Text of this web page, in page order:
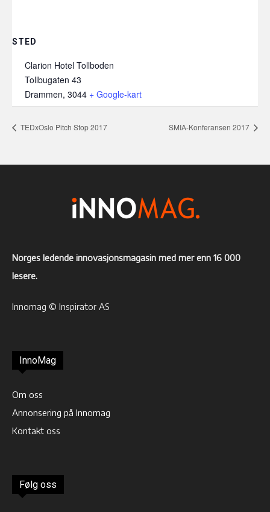
STED
Clarion Hotel Tollboden
Tollbugaten 43
Drammen, 3044 + Google-kart
TEDxOslo Pitch Stop 2017 SMIA-Konferansen 2017
Norges ledende innovasjonsmagasin med mer enn 16 000
lesere.
Innomag © Inspirator AS
InnoMag
Om oss
Annonsering på Innomag
Kontakt oss
Følg oss